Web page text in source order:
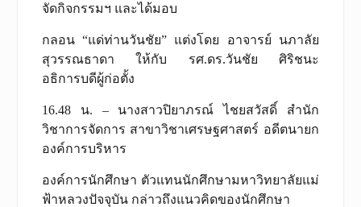
จัดกิจกรรมฯ และได้มอบ
กลอน “แด่ท่านวันชัย” แต่งโดย อาจารย์ นภาลัย
สุวรรณธาดา ให้กับ รศ.ดร.วันชัย ศิริชนะ
อธิการบดีผู้ก่อตั้ง
16.48 น. – นางสาวปิยาภรณ์ ไชยสวัสดิ์ สำนัก
วิชาการจัดการ สาขาวิชาเศรษฐศาสตร์ อดีตนายก
องค์การบริหาร
องค์การนักศึกษา ตัวแทนนักศึกษามหาวิทยาลัยแม่
ฟ้าหลวงปัจจุบัน กล่าวถึงแนวคิดของนักศึกษา